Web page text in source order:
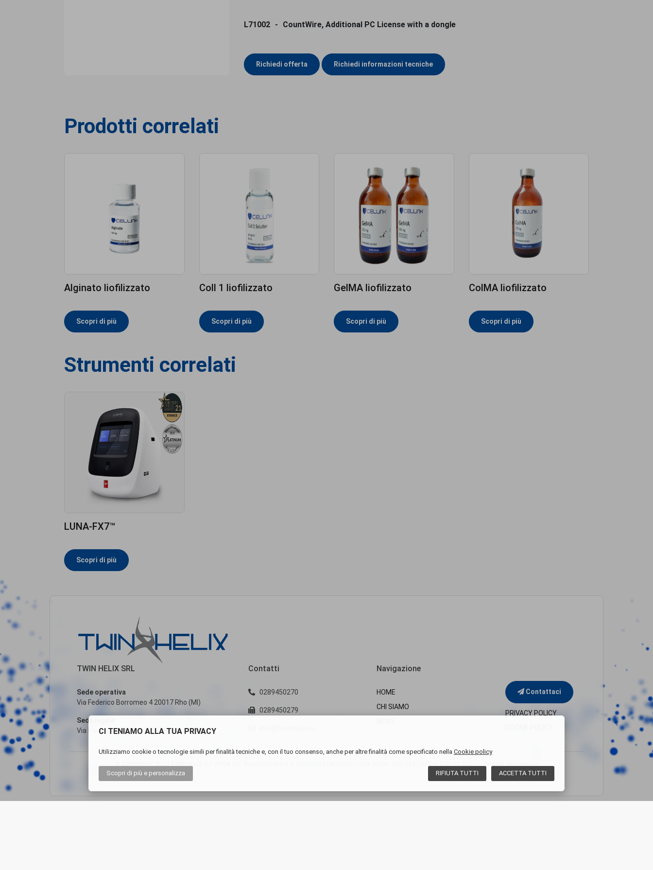
L71002 CountWire, Additional PC License with a dongle
Richiedi offerta Richiedi informazioni tecniche
Prodotti correlati
Alginato liofilizzato
Scopri di più
Coll 1 liofilizzato
Scopri di più
GelMA liofilizzato
Scopri di più
ColMA liofilizzato
Scopri di più
Strumenti correlati
LUNA-FX7™
Scopri di più
TWIN HELIX SRL
Sede operativa
Via Federico Borromeo 4 20017 Rho (MI)
Sede legale
Via Paolo Andreani, 6 20122 Milano (MI)
Contatti
0289450270
0289450279
Navigazione
HOME
CHI SIAMO
Contattaci
PRIVACY POLICY
CI TENIAMO ALLA TUA PRIVACY
Utilizziamo cookie o tecnologie simili per finalità tecniche e, con il tuo consenso, anche per altre finalità come specificato nella Cookie policy
Scopri di più e personalizza ACCETTA TUTTI
RIFIUTA TUTTI